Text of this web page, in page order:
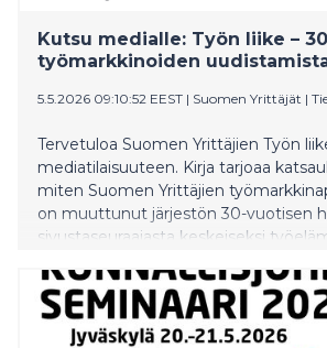
Kutsu medialle: Työn liike –
työmarkkinoiden
5.5.2026 09:10:52 EEST | Suomen Yrittäjät |
Tervetuloa Suomen Yrittäjien Työn
mediatilaisuuteen. Kirja tarjoaa
miten Suomen Yrittäjien
on muuttunut järjestön 30-vuotisen
sivustaseuraajasta keskeiseksi